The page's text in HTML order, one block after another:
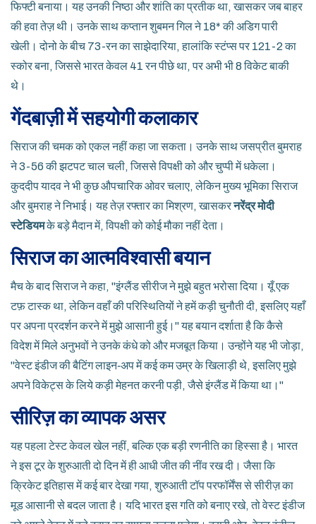
फिफ्टी बनाया। यह उनकी निष्ठा और शांति का प्रतीक था, खासकर जब बाहर
की हवा तेज़ थी। उनके साथ कप्तानशुबमन गिलने 18* की अडिग पारी
खेली। दोनो के बीच 73-रन का साझेदारिया, हालांकि स्टंप्स पर 121-2 का
स्कोर बना, जिससे भारत केवल 41 रन पीछे था, पर अभी भी 8 विकेट बाकी
थे।
गेंदबाज़ी में सहयोगी कलाकार
सिराज की चमक को एकल नहीं कहा जा सकता। उनके साथजसप्रीत बुमराह
ने 3-56 की झटपट चाल चली, जिससे विपक्षी को और चुप्पी में धकेला।
कुददीप यादव ने भी कुछ औपचारिक ओवर चलाए, लेकिन मुख्य भूमिका सिराज
और बुमराह ने निभाई। यह तेज़ रफ्तार का मिश्रण, खासकरनरेंद्र मोदी
स्टेडियमके बड़े मैदान में, विपक्षी को कोई मौका नहीं देता।
सिराज का आत्मविश्वासी बयान
मैच के बाद सिराज ने कहा, "इंग्लैंड सीरीज ने मुझे बहुत भरोसा दिया। यूँ एक
टफ़ टास्क था, लेकिन वहाँ की परिस्थितियों ने हमें कड़ी चुनौती दी, इसलिए यहाँ
पर अपना प्रदर्शन करने में मुझे आसानी हुई।" यह बयान दर्शाता है कि कैसे
विदेश में मिले अनुभवों ने उनके कंधे को और मजबूत किया। उन्होंने यह भी जोड़ा,
"वेस्ट इंडीज की बैटिंग लाइन‑अप में कई कम उम्र के खिलाड़ी थे, इसलिए मुझे
अपने विकेट्स के लिये कड़ी मेहनत करनी पड़ी, जैसे इंग्लैंड में किया था।"
सीरिज़ का व्यापक असर
यह पहला टेस्ट केवल खेल नहीं, बल्कि एक बड़ी रणनीति का हिस्सा है। भारत
ने इस टूर के शुरुआती दो दिन में ही आधी जीत की नींव रख दी। जैसा कि
क्रिकेट इतिहास में कई बार देखा गया, शुरुआती टॉप परफॉर्मेंस से सीरीज़ का
मूड आसानी से बदल जाता है। यदि भारत इस गति को बनाए रखे, तो वेस्ट इंडीज